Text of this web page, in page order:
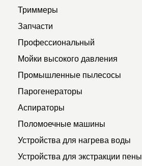
Триммеры
Запчасти
Профессиональный
Мойки высокого давления
Промышленные пылесосы
Парогенераторы
Аспираторы
Поломоечные машины
Устройства для нагрева воды
Устройства для экстракции пены